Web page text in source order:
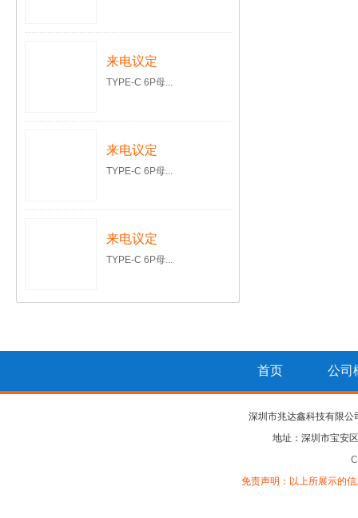
来电议定
TYPE-C 6P母...
来电议定
TYPE-C 6P母...
来电议定
TYPE-C 6P母...
首页 公司
深圳市兆达鑫科技有限公
地址：深圳市宝安
免责声明：以上所展示的